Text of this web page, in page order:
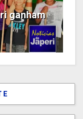
ganham